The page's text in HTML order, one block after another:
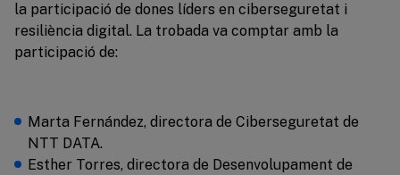
la participació de dones líders en ciberseguretat i
resiliència digital. La trobada va comptar amb la
participació de:
Marta Fernández, directora de Ciberseguretat de
NTT DATA.
Esther Torres, directora de Desenvolupament de